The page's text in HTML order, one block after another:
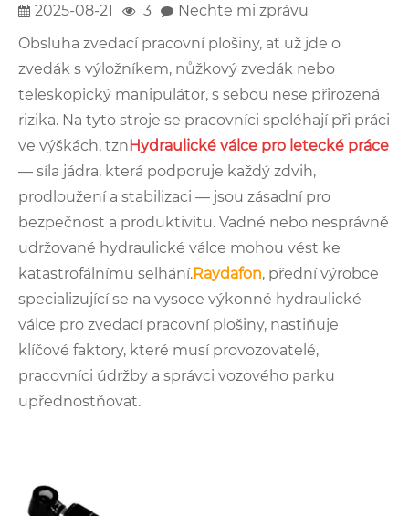
2025-08-21 3
Nechte mi zprávu
Obsluha zvedací pracovní plošiny, ať už jde o
zvedák s výložníkem, nůžkový zvedák nebo
teleskopický manipulátor, s sebou nese přirozená
rizika. Na tyto stroje se pracovníci spoléhají při práci
ve výškách, tznHydraulické válce pro letecké práce
— síla jádra, která podporuje každý zdvih,
prodloužení a stabilizaci — jsou zásadní pro
bezpečnost a produktivitu. Vadné nebo nesprávně
udržované hydraulické válce mohou vést ke
katastrofálnímu selhání.Raydafon, přední výrobce
specializující se na vysoce výkonné hydraulické
válce pro zvedací pracovní plošiny, nastiňuje
klíčové faktory, které musí provozovatelé,
pracovníci údržby a správci vozového parku
upřednostňovat.